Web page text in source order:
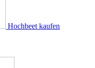
Hochbeet kaufen